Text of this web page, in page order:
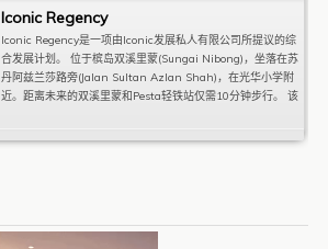
Iconic Regency
Iconic Regency是一项由Iconic发展私人有限公司所提议的综
合发展计划。 位于槟岛双溪里蒙(Sungai Nibong)，坐落在苏
丹阿兹兰莎路旁(Jalan Sultan Azlan Shah)，在光华小学附
近。距离未来的双溪里蒙和Pesta轻铁站仅需10分钟步行。 该